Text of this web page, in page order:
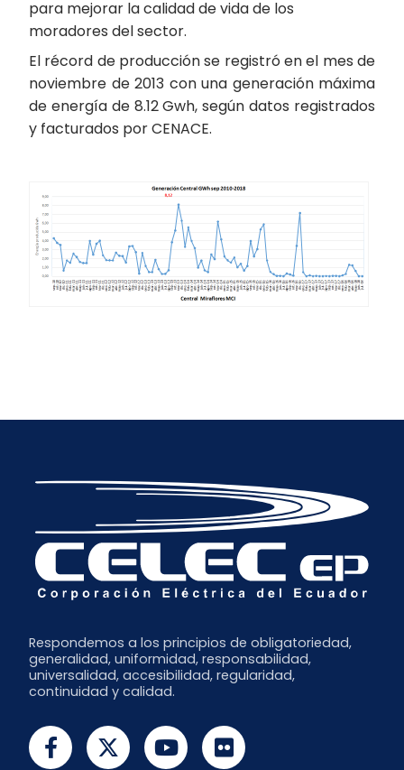
para mejorar la calidad de vida de los
moradores del sector.
El récord de producción se registró en el mes de
noviembre de 2013 con una generación máxima
de energía de 8.12 Gwh, según datos registrados
y facturados por CENACE.
Respondemos a los principios de obligatoriedad,
generalidad, uniformidad, responsabilidad,
universalidad, accesibilidad, regularidad,
continuidad y calidad.